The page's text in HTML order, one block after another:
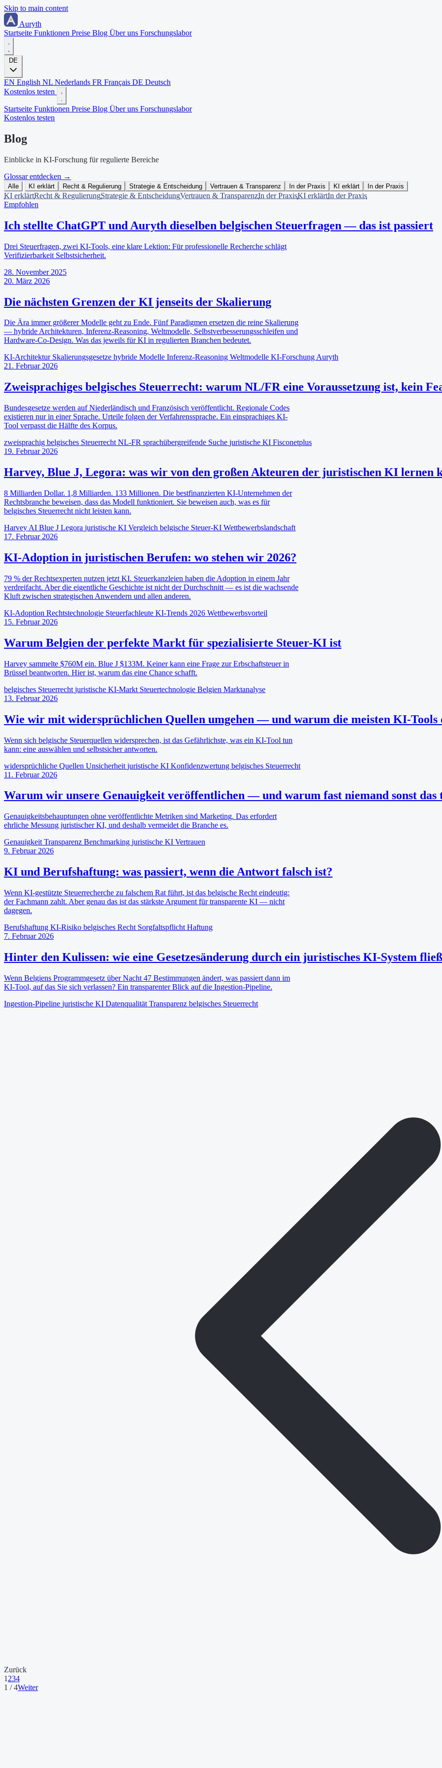
Skip to main content
Auryth
Startseite Funktionen Preise Blog Über uns Forschungslabor
DE
EN English NL Nederlands FR Français DE Deutsch
Kostenlos testen
Startseite Funktionen Preise Blog Über uns Forschungslabor
Kostenlos testen
Blog
Einblicke in KI-Forschung für regulierte Bereiche
Glossar entdecken →
Alle KI erklärt Recht & Regulierung Strategie & Entscheidung Vertrauen & Transparenz In der Praxis KI erklärt In der Praxis
KI erklärtRecht & RegulierungStrategie & EntscheidungVertrauen & TransparenzIn der PraxisKI erklärtIn der Praxis
Empfohlen
Ich stellte ChatGPT und Auryth dieselben belgischen Steuerfragen — das ist passiert
Drei Steuerfragen, zwei KI-Tools, eine klare Lektion: Für professionelle Recherche schlägt
Verifizierbarkeit Selbstsicherheit.
28. November 2025
20. März 2026
Die nächsten Grenzen der KI jenseits der Skalierung
Die Ära immer größerer Modelle geht zu Ende. Fünf Paradigmen ersetzen die reine Skalierung
— hybride Architekturen, Inferenz-Reasoning, Weltmodelle, Selbstverbesserungsschleifen und
Hardware-Co-Design. Was das jeweils für KI in regulierten Branchen bedeutet.
KI-Architektur Skalierungsgesetze hybride Modelle Inferenz-Reasoning Weltmodelle KI-ForschungAuryth
21. Februar 2026
Zweisprachiges belgisches Steuerrecht: warum NL/FR eine Voraussetzung ist, kein
Bundesgesetze werden auf Niederländisch und Französisch veröffentlicht. Regionale Codes
existieren nur in einer Sprache. Urteile folgen der Verfahrenssprache. Ein einsprachiges KI-
Tool verpasst die Hälfte des Korpus.
zweisprachig belgisches Steuerrecht NL-FR sprachübergreifende Suche juristische KI Fisconetplus
19. Februar 2026
Harvey, Blue J, Legora: was wir von den großen Akteuren der juristischen KI lernen
8 Milliarden Dollar. 1,8 Milliarden. 133 Millionen. Die bestfinanzierten KI-Unternehmen der
Rechtsbranche beweisen, dass das Modell funktioniert. Sie beweisen auch, was es für
belgisches Steuerrecht nicht leisten kann.
Harvey AI Blue J Legora juristische KI Vergleich belgische Steuer-KI Wettbewerbslandschaft
17. Februar 2026
KI-Adoption in juristischen Berufen: wo stehen wir 2026?
79 % der Rechtsexperten nutzen jetzt KI. Steuerkanzleien haben die Adoption in einem Jahr
verdreifacht. Aber die eigentliche Geschichte ist nicht der Durchschnitt — es ist die wachsende
Kluft zwischen strategischen Anwendern und allen anderen.
KI-Adoption Rechtstechnologie Steuerfachleute KI-Trends 2026 Wettbewerbsvorteil
15. Februar 2026
Warum Belgien der perfekte Markt für spezialisierte Steuer-KI ist
Harvey sammelte $760M ein. Blue J $133M. Keiner kann eine Frage zur Erbschaftsteuer in
Brüssel beantworten. Hier ist, warum das eine Chance schafft.
belgisches Steuerrecht juristische KI-Markt Steuertechnologie Belgien Marktanalyse
13. Februar 2026
Wie wir mit widersprüchlichen Quellen umgehen — und warum die meisten KI-Tools
Wenn sich belgische Steuerquellen widersprechen, ist das Gefährlichste, was ein KI-Tool tun
kann: eine auswählen und selbstsicher antworten.
widersprüchliche Quellen Unsicherheit juristische KI Konfidenzwertung belgisches Steuerrecht
11. Februar 2026
Warum wir unsere Genauigkeit veröffentlichen — und warum fast niemand sonst das
Genauigkeitsbehauptungen ohne veröffentlichte Metriken sind Marketing. Das erfordert
ehrliche Messung juristischer KI, und deshalb vermeidet die Branche es.
Genauigkeit Transparenz Benchmarking juristische KI Vertrauen
9. Februar 2026
KI und Berufshaftung: was passiert, wenn die Antwort falsch ist?
Wenn KI-gestützte Steuerrecherche zu falschem Rat führt, ist das belgische Recht eindeutig:
der Fachmann zahlt. Aber genau das ist das stärkste Argument für transparente KI — nicht
dagegen.
Berufshaftung KI-Risiko belgisches Recht Sorgfaltspflicht Haftung
7. Februar 2026
Hinter den Kulissen: wie eine Gesetzesänderung durch ein juristisches KI-System
Wenn Belgiens Programmgesetz über Nacht 47 Bestimmungen ändert, was passiert dann im
KI-Tool, auf das Sie sich verlassen? Ein transparenter Blick auf die Ingestion-Pipeline.
Ingestion-Pipeline juristische KI Datenqualität Transparenz belgisches Steuerrecht
Zurück
1 234
1 / 4Weiter